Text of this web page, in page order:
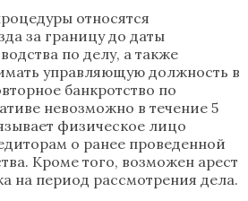
относятся
за границу до даты
по делу, а также
управляющую должность в
банкротство по
невозможно в течение 5
физическое лицо
о ранее проведенной
Кроме того, возможен арест
на период рассмотрения дела.